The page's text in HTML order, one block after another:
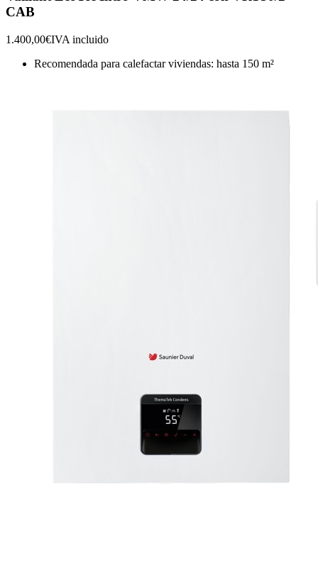
CAB
1.400,00€IVA incluido
Recomendada para calefactar viviendas: hasta 150 m²